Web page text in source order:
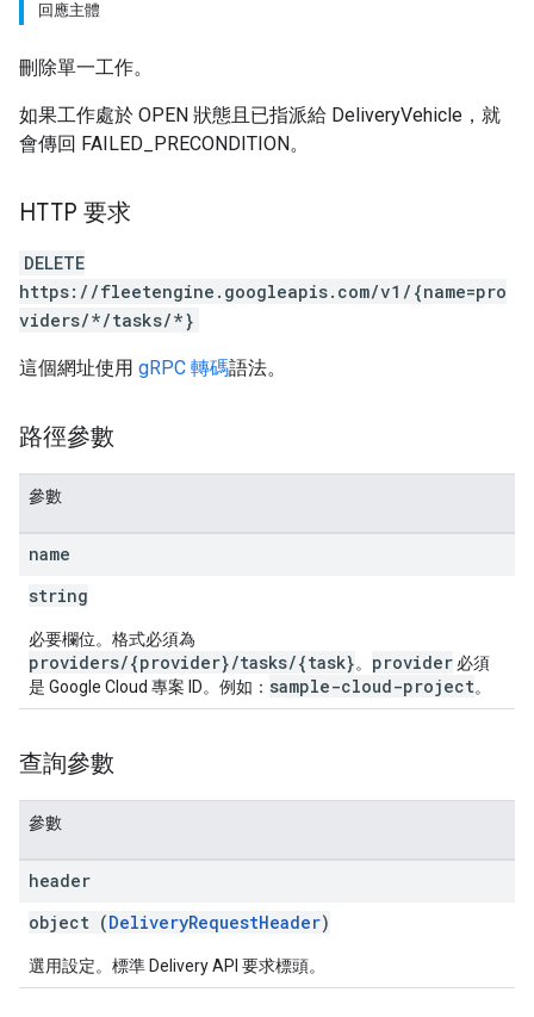
回應主體
刪除單一工作。
如果工作處於 OPEN 狀態且已指派給 DeliveryVehicle，就
會傳回 FAILED_PRECONDITION。
HTTP 要求
DELETE
https://fleetengine.googleapis.com/v1/{name=pro
viders/*/tasks/*}
這個網址使用 gRPC 轉碼語法。
路徑參數
參數
name
string
必要欄位。格式必須為
providers/{provider}/tasks/{task}。 provider 必須
是 Google Cloud 專案 ID。例如： sample-cloud-project。
查詢參數
參數
header
object (DeliveryRequestHeader)
選用設定。標準 Delivery API 要求標頭。